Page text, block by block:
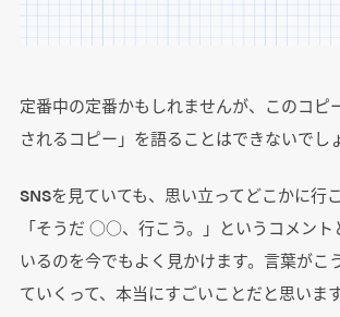
定番中の定番かもしれませんが、このコピ
されるコピー」を語ることはできないでし
SNSを見ていても、思い立ってどこかに行
「そうだ ○○、行こう。」というコメント
いるのを今でもよく見かけます。言葉がこ
ていくって、本当にすごいことだと思います